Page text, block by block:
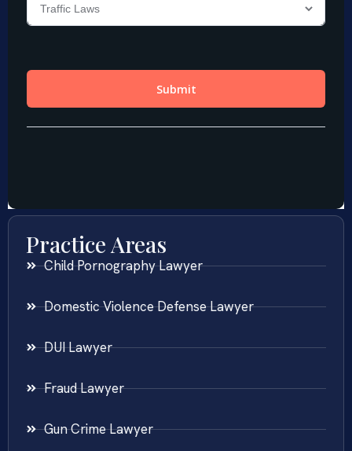
Practice Areas
Child Pornography Lawyer
Domestic Violence Defense Lawyer
DUI Lawyer
Fraud Lawyer
Gun Crime Lawyer